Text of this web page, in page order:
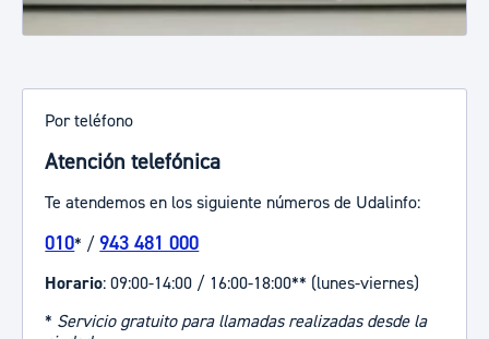
Por teléfono
Atención telefónica
Te atendemos en los siguiente números de Udalinfo:
010* /943 481 000
Horario: 09:00-14:00 / 16:00-18:00** (lunes-viernes)
* Servicio gratuito para llamadas realizadas desde la